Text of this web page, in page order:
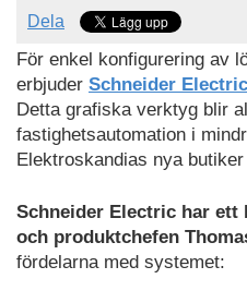
Dela
För enkel konfigurering av
erbjuder Schneider
Detta grafiska verktyg blir
fastighetsautomation i
Elektroskandias nya
Schneider Electric har
och produktchefen
fördelarna med systemet: